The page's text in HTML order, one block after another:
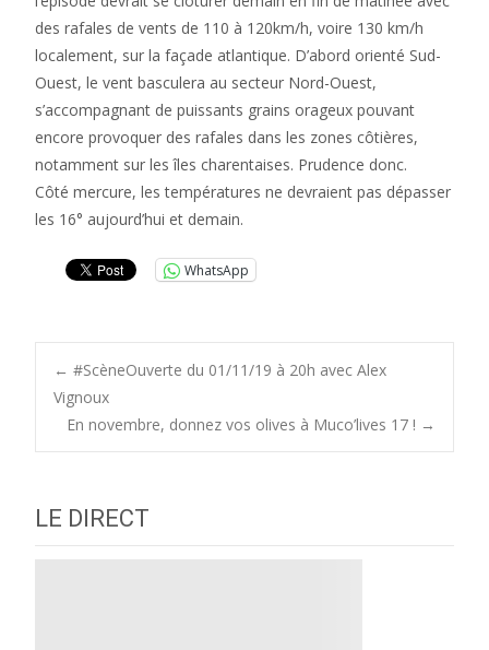
des rafales de vents de 110 à 120km/h, voire 130 km/h
localement, sur la façade atlantique. D’abord orienté Sud-
Ouest, le vent basculera au secteur Nord-Ouest,
s’accompagnant de puissants grains orageux pouvant
encore provoquer des rafales dans les zones côtières,
notamment sur les îles charentaises. Prudence donc.
Côté mercure, les températures ne devraient pas dépasser
les 16° aujourd’hui et demain.
WhatsApp
Post
navigation
← #ScèneOuverte du 01/11/19 à 20h avec Alex
Vignoux
En novembre, donnez vos olives à Muco’lives 17 ! →
LE DIRECT